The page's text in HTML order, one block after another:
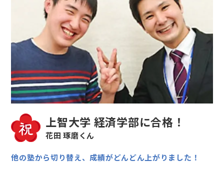
上智大学 経済学部に合格！
花田 琢磨くん
他の塾から切り替え、成績がどんどん上がりました！